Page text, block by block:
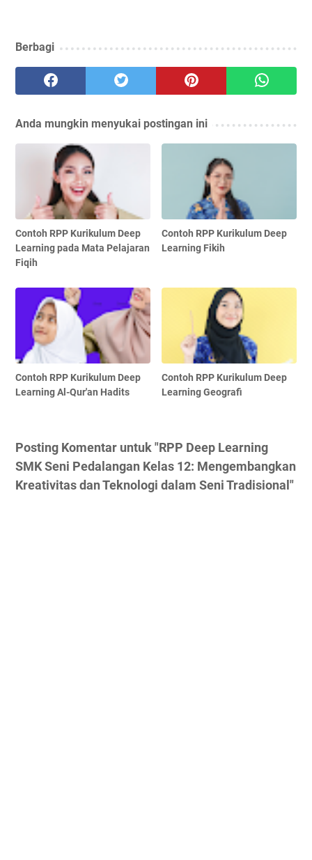
Berbagi
Anda mungkin menyukai postingan ini
Contoh RPP Kurikulum Deep
Learning pada Mata Pelajaran
Fiqih
Contoh RPP Kurikulum Deep
Learning Fikih
Contoh RPP Kurikulum Deep
Learning Al-Qur'an Hadits
Contoh RPP Kurikulum Deep
Learning Geografi
Posting Komentar untuk "RPP Deep Learning
SMK Seni Pedalangan Kelas 12: Mengembangkan
Kreativitas dan Teknologi dalam Seni Tradisional"